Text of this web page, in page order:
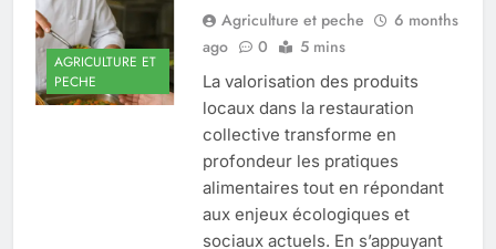
AGRICULTURE ET
PECHE
Agriculture et peche
6 months
ago
0 5 mins
La valorisation des produits
locaux dans la restauration
collective transforme en
profondeur les pratiques
alimentaires tout en répondant
aux enjeux écologiques et
sociaux actuels. En s’appuyant